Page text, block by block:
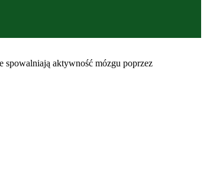
spowalniają aktywność mózgu poprzez